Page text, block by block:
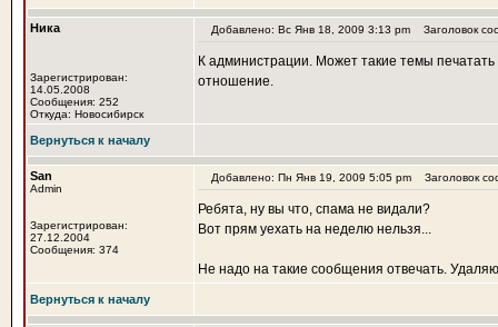
Ника
Зарегистрирован:
14.05.2008
Сообщения: 252
Откуда: Новосибирск
Добавлено: Вс Янв 18, 2009 3:13 pm Заголовок
К администрации. Может такие темы
отношение.
Вернуться к началу
San
Admin
Зарегистрирован:
27.12.2004
Сообщения: 374
Добавлено: Пн Янв 19, 2009 5:05 pm Заголовок
Ребята, ну вы что, спама не видали?
Вот прям уехать на неделю нельзя...
Не надо на такие сообщения отвечать.
Вернуться к началу